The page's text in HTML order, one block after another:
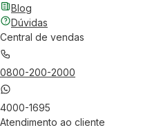
Blog
Dúvidas
Central de vendas
0800-200-2000
4000-1695
Atendimento ao cliente